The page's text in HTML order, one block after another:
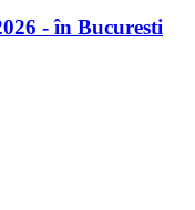
- în Bucuresti